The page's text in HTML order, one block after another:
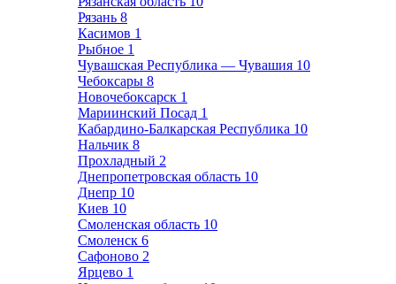
Рязань 8
Касимов 1
Рыбное 1
Чувашская Республика — Чувашия 10
Чебоксары 8
Новочебоксарск 1
Мариинский Посад 1
Кабардино-Балкарская Республика 10
Нальчик 8
Прохладный 2
Днепропетровская область 10
Днепр 10
Киев 10
Смоленская область 10
Смоленск 6
Сафоново 2
Ярцево 1